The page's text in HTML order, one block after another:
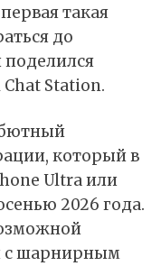
такая
до
Station.
который в
Ultra или
2026 года.
с шарнирным